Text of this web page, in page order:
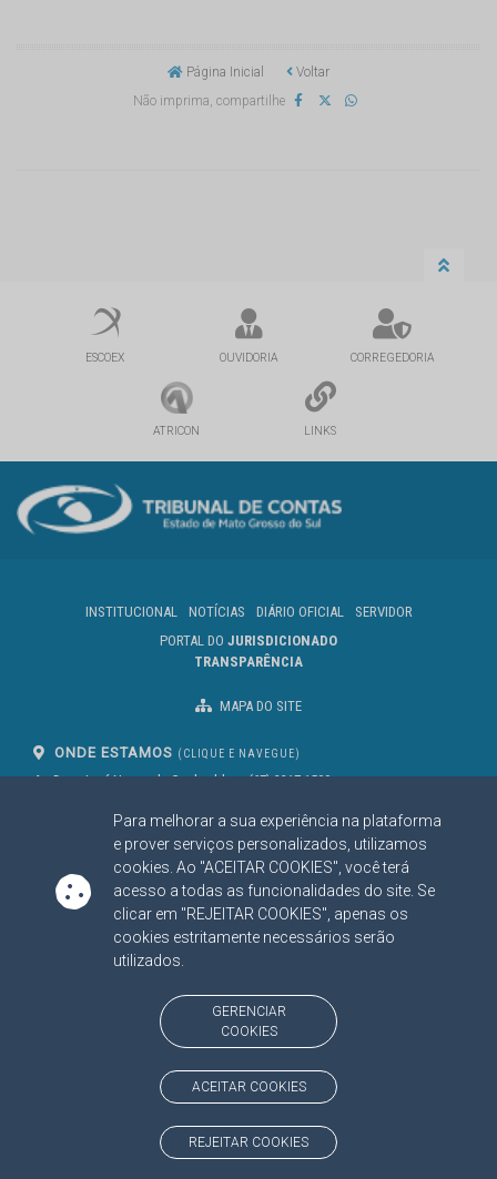
Para melhorar a sua experiência na plataforma
e prover serviços personalizados, utilizamos
cookies. Ao "ACEITAR COOKIES", você terá
acesso a todas as funcionalidades do site. Se
clicar em "REJEITAR COOKIES", apenas os
cookies estritamente necessários serão
utilizados.
GERENCIAR
COOKIES
ACEITAR COOKIES
REJEITAR COOKIES
Página Inicial
Voltar
Não imprima, compartilhe
ESCOEX OUVIDORIA CORREGEDORIA
ATRICON LINKS
INSTITUCIONAL NOTÍCIAS DIÁRIO OFICIAL
SERVIDOR
PORTAL DO JURISDICIONADO
TRANSPARÊNCIA
MAPA DO SITE
ONDE ESTAMOS (CLIQUE E NAVEGUE)
Av. Des. José Nunes da Cunha, bloco
Campo Grande/MS
CEP: 79031-310
(67) 3317-1500
SIGA NOSSAS REDES SOCIAIS
Linked InYoutube
Facebook
X
BAIXE NOSSO APLICATIVO
https://www.tce.ms.gov.br